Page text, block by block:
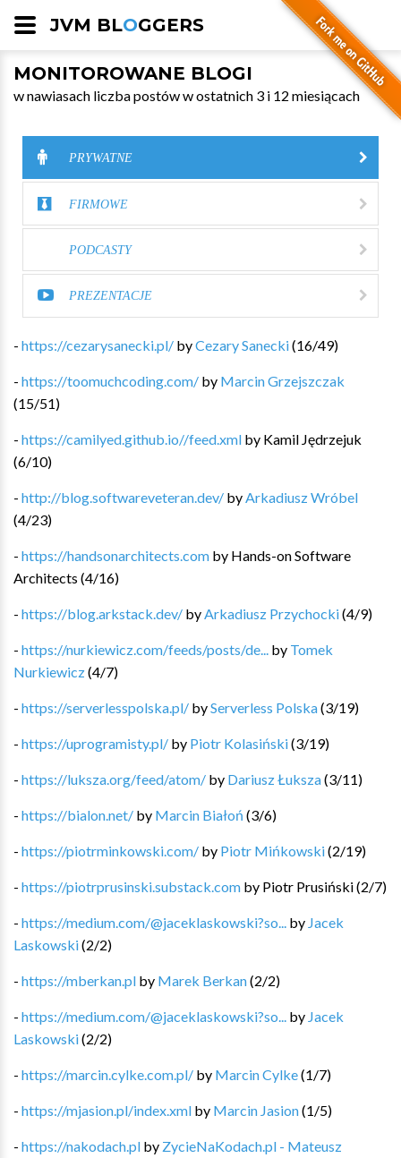
JVM BLOGGERS
MONITOROWANE BLOGI
w nawiasach liczba postów w ostatnich 3 i 12 miesiącach
PRYWATNE
FIRMOWE
PODCASTY
PREZENTACJE
- https://cezarysanecki.pl/ byCezary Sanecki(16/49)
- https://toomuchcoding.com/ by Marcin Grzejszczak
(15/51)
- https://camilyed.github.io//feed.xml by Kamil Jędrzejuk
(6/10)
- http://blog.softwareveteran.dev/ by Arkadiusz Wróbel
(4/23)
- https://handsonarchitects.com by Hands-on Software
Architects (4/16)
- https://blog.arkstack.dev/ by Arkadiusz Przychocki(4/9)
- https://nurkiewicz.com/feeds/posts/de... by Tomek
Nurkiewicz(4/7)
- https://serverlesspolska.pl/ byServerless Polska(3/19)
- https://uprogramisty.pl/ by Piotr Kolasiński(3/19)
- https://luksza.org/feed/atom/ by Dariusz Łuksza(3/11)
- https://bialon.net/ by Marcin Białoń (3/6)
- https://piotrminkowski.com/ by Piotr Mińkowski(2/19)
- https://piotrprusinski.substack.com by Piotr Prusiński(2/7)
- https://medium.com/@jaceklaskowski?so... by Jacek
Laskowski(2/2)
- https://mberkan.pl by Marek Berkan(2/2)
- https://medium.com/@jaceklaskowski?so... by Jacek
Laskowski(2/2)
- https://marcin.cylke.com.pl/ by Marcin Cylke(1/7)
- https://mjasion.pl/index.xml by Marcin Jasion(1/5)
- https://nakodach.pl by ZycieNaKodach.pl - Mateusz